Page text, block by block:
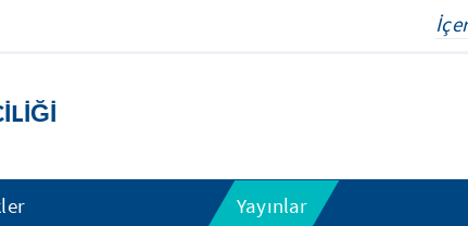
Yayınlar